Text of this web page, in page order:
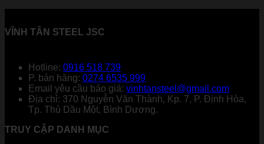
VĨNH TÂN STEEL JSC
Hotline: 0916 518 739
P. bán hàng: 0274 6535 999
Email yêu cầu báo giá: vinhtansteel@gmail.com
Địa chỉ: 370 Nguyễn Văn Thành, Kp. 7, P. Định Hòa,
Tp. Thủ Dầu Một, Bình Dương.
TRUY CẬP DANH MỤC